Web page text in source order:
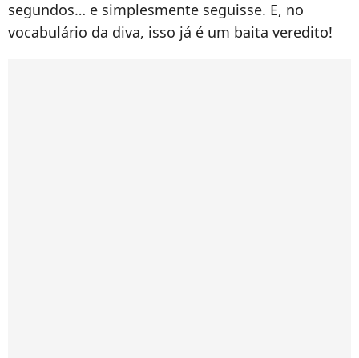
segundos… e simplesmente seguisse. E, no
vocabulário da diva, isso já é um baita veredito!